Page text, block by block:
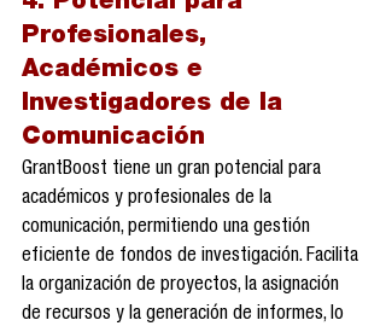
Profesionales,
Académicos e
Investigadores de la
Comunicación
GrantBoost tiene un gran potencial para
académicos y profesionales de la
comunicación, permitiendo una gestión
eficiente de fondos de investigación. Facilita
la organización de proyectos, la asignación
de recursos y la generación de informes, lo